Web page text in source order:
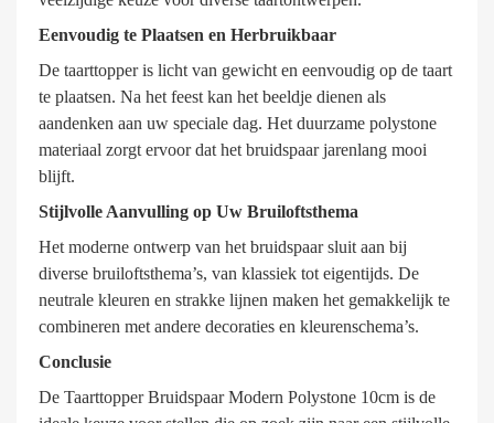
Eenvoudig te Plaatsen en Herbruikbaar
De taarttopper is licht van gewicht en eenvoudig op de taart
te plaatsen. Na het feest kan het beeldje dienen als
aandenken aan uw speciale dag. Het duurzame polystone
materiaal zorgt ervoor dat het bruidspaar jarenlang mooi
blijft.
Stijlvolle Aanvulling op Uw Bruiloftsthema
Het moderne ontwerp van het bruidspaar sluit aan bij
diverse bruiloftsthema’s, van klassiek tot eigentijds. De
neutrale kleuren en strakke lijnen maken het gemakkelijk te
combineren met andere decoraties en kleurenschema’s.
Conclusie
De Taarttopper Bruidspaar Modern Polystone 10cm is de